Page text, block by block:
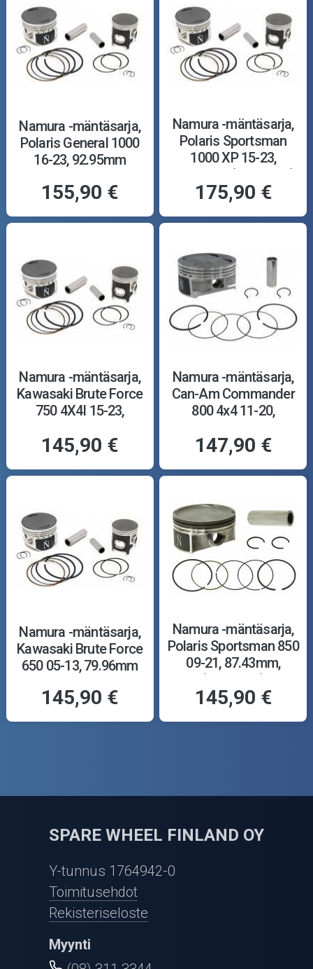
Namura -mäntäsarja,
Polaris General 1000
16-23, 92.95mm
155,90 €
Namura -mäntäsarja,
Polaris Sportsman
1000 XP 15-23,
90.92mm, (+0.50mm)
175,90 €
Namura -mäntäsarja,
Kawasaki Brute Force
750 4X4I 15-23,
145,90 €
Namura -mäntäsarja,
Can-Am Commander
800 4x4 11-20,
147,90 €
Namura -mäntäsarja,
Kawasaki Brute Force
650 05-13, 79.96mm
145,90 €
Namura -mäntäsarja,
Polaris Sportsman 850
09-21, 87.43mm,
(+0.50mm)
145,90 €
SPARE WHEEL FINLAND OY
Y-tunnus 1764942-0
Toimitusehdot
Rekisteriseloste
Myynti